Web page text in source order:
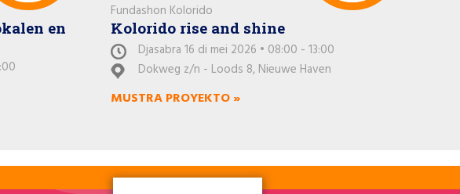
en
Fundashon Kolorido
Kolorido rise and shine
Djasabra 16 di mei 2026 • 08:00 - 13:00
Dokweg z/n - Loods 8, Nieuwe Haven
MUSTRA PROYEKTO »